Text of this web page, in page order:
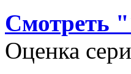
Смотреть
Оценка